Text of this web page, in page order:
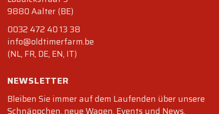
M602– Erhöhtes Bremslicht
Exterieur:
M650– Elektrisches Schiebedach
L25D– Blau-Türkis Metallic
Technische Daten
9880 Aalter (BE)
0032 472 40 13 38
info@oldtimerfarm.be
(NL, FR, DE, EN, IT)
NEWSLETTER
Bleiben Sie immer auf dem Laufenden über unsere
Schnäppchen, neue Wagen, Events und News.